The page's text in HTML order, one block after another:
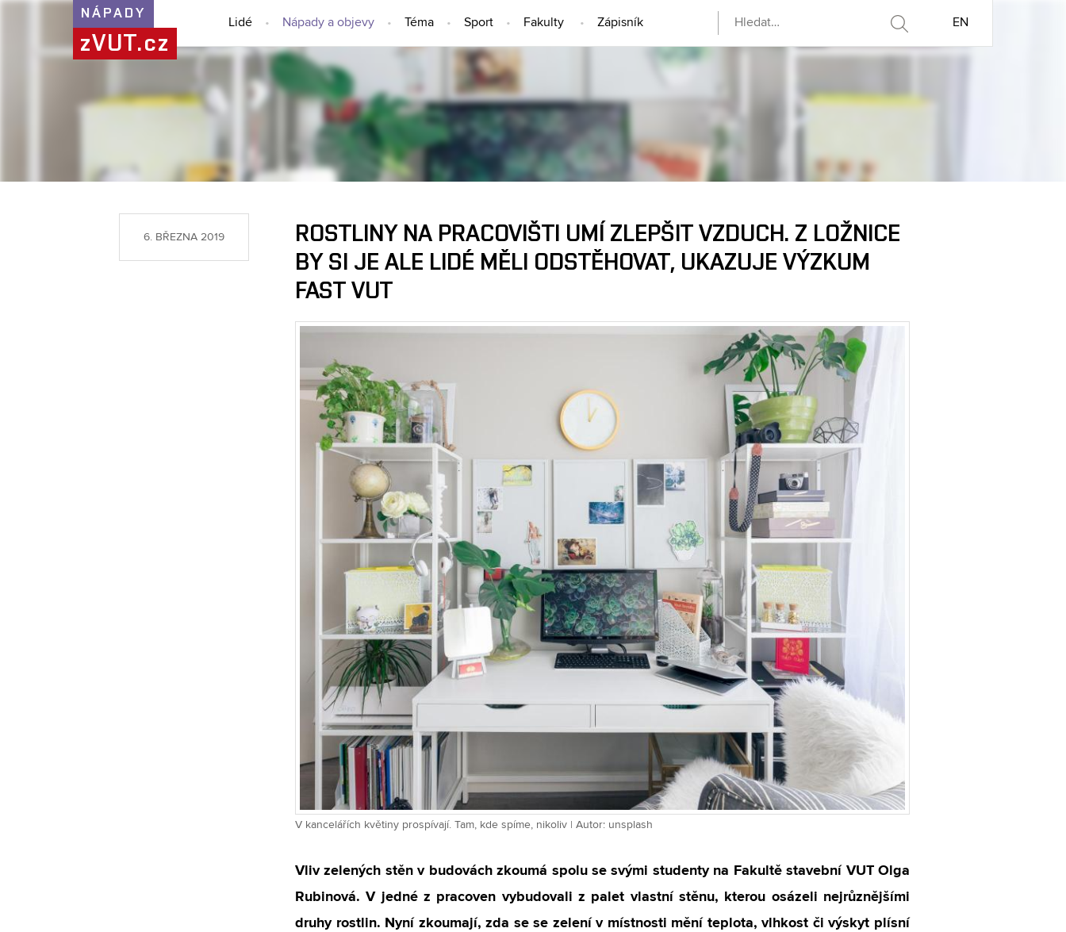
NÁPADY
zVUT.cz
Lidé Nápady a objevy Téma Sport Fakulty Zápisník EN
NÁPADY A OBJEVY
6. BŘEZNA 2019
ROSTLINY NA PRACOVIŠTI UMÍ ZLEPŠIT VZDUCH. Z LOŽNICE
BY SI JE ALE LIDÉ MĚLI ODSTĚHOVAT, UKAZUJE VÝZKUM
FAST VUT
V kancelářích květiny prospívají. Tam, kde spíme, nikoliv | Autor: unsplash
Vliv zelených stěn v budovách zkoumá spolu se svými studenty na Fakultě stavební VUT Olga
Rubinová. V jedné z pracoven vybudovali z palet vlastní stěnu, kterou osázeli nejrůznějšími
druhy rostlin. Nyní zkoumají, zda se se zelení v místnosti mění teplota, vlhkost či výskyt plísní